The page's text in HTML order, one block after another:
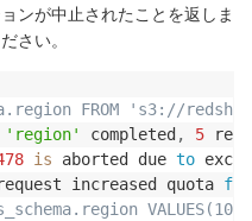
ンが中止されたことを返しま
さい。
FROM 's3://
'region' completed , 5
is aborted due to
increased quota for